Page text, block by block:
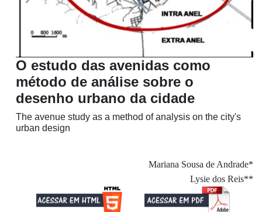
O estudo das avenidas como
método de análise sobre o
desenho urbano da cidade
The avenue study as a method of analysis on the city's
urban design
Mariana Sousa de Andrade*
Lysie dos Reis**